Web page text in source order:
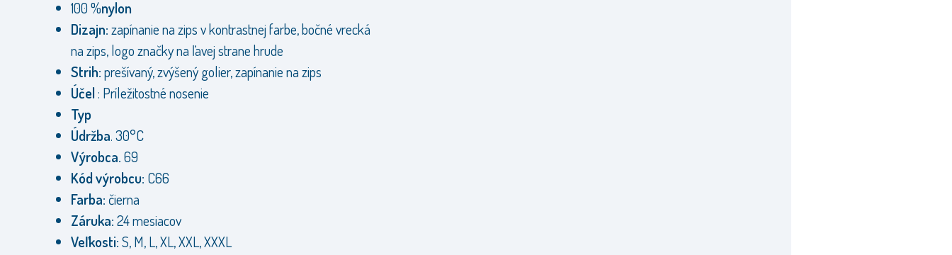
100 %nylon
Dizajn:zapínanie na zips v kontrastnej farbe, bočné vrecká
na zips, logo značky na ľavej strane hrude
Strih:prešívaný, zvýšený golier, zapínanie na zips
Účel: Príležitostné nosenie
Typ
Údržba. 30°C
Výrobca.69
Kód výrobcu: C66
Farba: čierna
Záruka:24 mesiacov
Veľkosti:S, M, L, XL, XXL, XXXL